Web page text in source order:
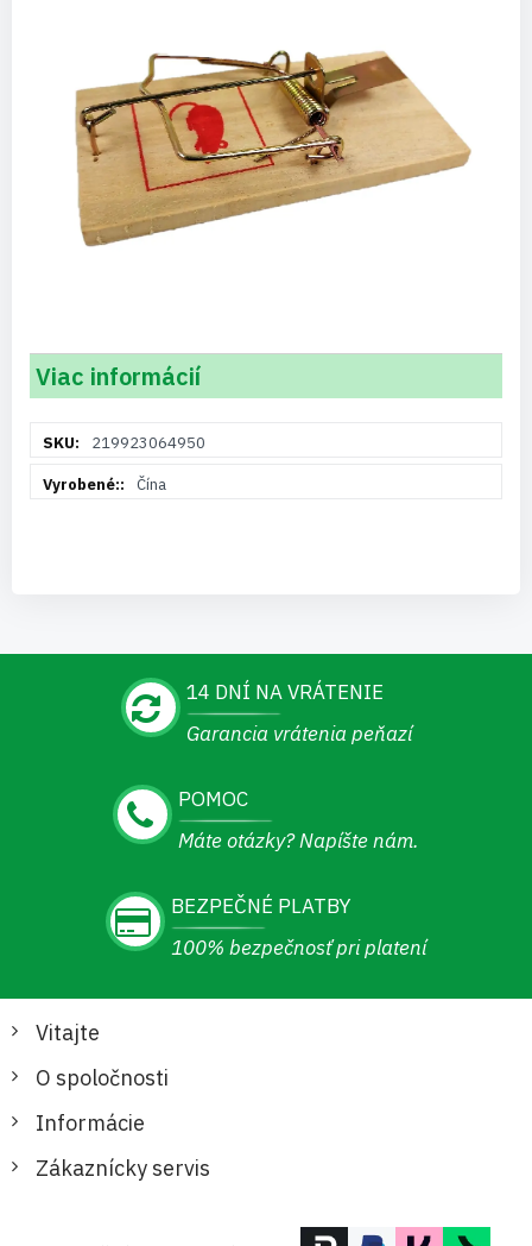
Viac informácií
informácií219923064950
Čína
14 DNÍ NA VRÁTENIE
Garancia vrátenia peňazí
POMOC
Máte otázky? Napíšte nám.
BEZPEČNÉ PLATBY
100% bezpečnosť pri platení
Vitajte
O spoločnosti
Informácie
Zákaznícky servis